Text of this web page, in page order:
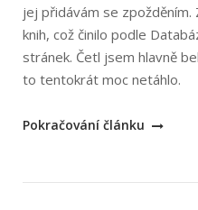
jej přidávám se
knih, což činilo podle
stránek. Četl jsem hlavně
to tentokrát moc netáhlo.
„Nejlepší
Pokračování článku